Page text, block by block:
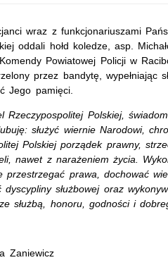
wraz z funkcjonariuszami
oddali hołd koledze, asp.
Powiatowej Policji w
przez bandytę, wypełniając
Jego pamięci.
Rzeczypospolitej Polskiej,
służyć wiernie Narodowi,
Polskiej porządek prawny,
nawet z narażeniem życia.
przestrzegać prawa, dochować
dyscypliny służbowej oraz
służbą, honoru, godności i
Zaniewicz